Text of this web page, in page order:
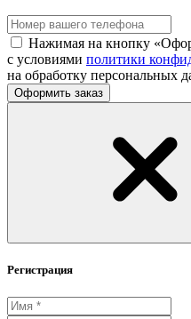
Нажимая на кнопку
с условиями политики
на обработку персональных
Оформить заказ
Регистрация